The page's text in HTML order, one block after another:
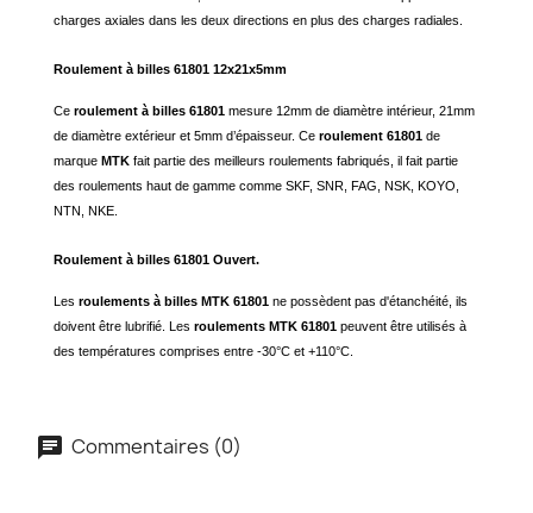
charges axiales dans les deux directions en plus des charges radiales.
Roulement à billes 61801 12x21x5mm
Ce roulement à billes 61801 mesure 12mm de diamètre intérieur, 21mm
de diamètre extérieur et 5mm d’épaisseur. Ce roulement 61801 de
marque MTK fait partie des meilleurs roulements fabriqués, il fait partie
des roulements haut de gamme comme SKF, SNR, FAG, NSK, KOYO,
NTN, NKE.
Roulement à billes 61801 Ouvert.
Les roulements à billes MTK 61801 ne possèdent pas d'étanchéité, ils
doivent être lubrifié. Les roulements MTK 61801 peuvent être utilisés à
des températures comprises entre -30°C et +110°C.
Commentaires (0)